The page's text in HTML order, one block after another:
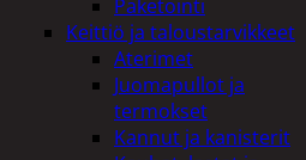
Paketointi
Keittiö ja taloustarvikkeet
Aterimet
Juomapullot ja
termokset
Kannut ja kanisterit